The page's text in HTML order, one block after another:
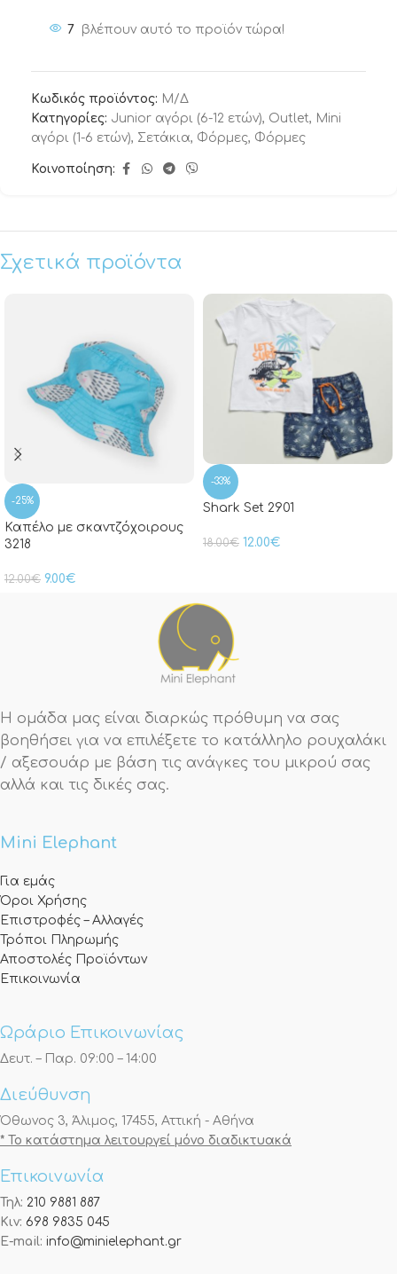
7 βλέπουν αυτό το προϊόν τώρα!
Κωδικός προϊόντος: Μ/Δ
Κατηγορίες: Junior αγόρι (6-12 ετών), Outlet, Μini
αγόρι (1-6 ετών), Σετάκια, Φόρμες, Φόρμες
Κοινοποίηση:
Σχετικά προϊόντα
-25%
Καπέλο με σκαντζόχοιρους
3218
12.00€ 9.00€
-33%
Shark Set 2901
18.00€ 12.00€
Η ομάδα μας είναι διαρκώς πρόθυμη να σας
βοηθήσει για να επιλέξετε το κατάλληλο ρουχαλάκι
/ αξεσουάρ με βάση τις ανάγκες του μικρού σας
αλλά και τις δικές σας.
Mini Elephant
Για εμάς
Όροι Χρήσης
Επιστροφές – Αλλαγές
Τρόποι Πληρωμής
Αποστολές Προϊόντων
Επικοινωνία
Ωράριο Επικοινωνίας
Δευτ. – Παρ. 09:00 – 14:00
Διεύθυνση
Όθωνος 3, Άλιμος, 17455, Αττική - Αθήνα
* Το κατάστημα λειτουργεί μόνο διαδικτυακά
Επικοινωνία
Τηλ: 210 9881 887
Κιν: 698 9835 045
E-mail: info@minielephant.gr